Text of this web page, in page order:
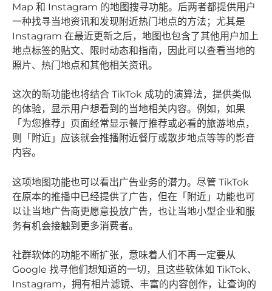
Map 和 Instagram 的地图搜寻功能。后两者都提供用户
一种找寻当地资讯和发现附近热门地点的方法；尤其是
Instagram 在最近更新之后，地图也包含了其他用户加上
地点标签的贴文、限时动态和指南，因此可以查看当地的
照片、热门地点和其他相关资讯。
这次的新功能也将结合 TikTok 成功的演算法，提供类似
的体验，显示用户想看到的当地相关内容。例如，如果
「为您推荐」页面经常显示餐厅推荐或必看的旅游地点，
则「附近」应该就会推播附近餐厅或散步地点等等的影音
内容。
这项地图功能也可以看出广告业务的潜力。尽管 TikTok
在原本的推播中已经提供了广告，但在「附近」功能也可
以让当地广告商更愿意投放广告，也让当地小型企业和服
务有机会接触到更多消费者。
社群软体的功能不断扩张，意味着人们不再一定要从
Google 找寻他们想知道的一切，且这些软体如 TikTok、
Instagram，拥有相片滤镜、丰富的内容创作，让查询的